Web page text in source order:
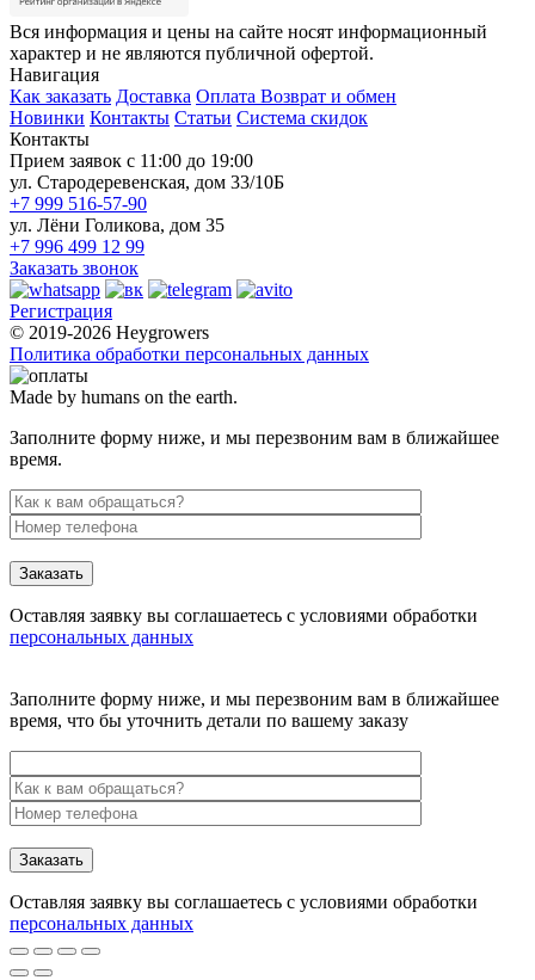
Вся информация и цены на сайте носят информационный
характер и не являются публичной офертой.
Навигация
Как заказать Доставка Оплата Возврат и обмен
Новинки Контакты Статьи Система скидок
Контакты
Прием заявок с 11:00 до 19:00
ул. Стародеревенская, дом 33/10Б
+7 999 516-57-90
ул. Лёни Голикова, дом 35
+7 996 499 12 99
Заказать звонок
Регистрация
© 2019-2026 Heygrowers
Политика обработки персональных данных
Made by humans on the earth.
Заполните форму ниже, и мы перезвоним вам в ближайшее
время.
Заказать
Оставляя заявку вы соглашаетесь с условиями обработки
персональных данных
Заполните форму ниже, и мы перезвоним вам в ближайшее
время, что бы уточнить детали по вашему заказу
Заказать
Оставляя заявку вы соглашаетесь с условиями обработки
персональных данных